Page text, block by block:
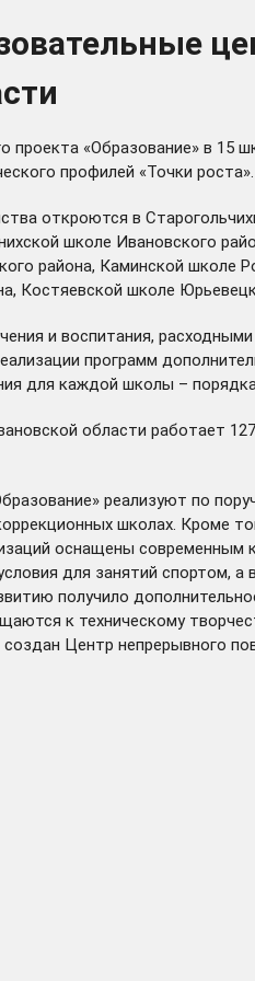
проекта «Образование» в
профилей «Точки роста».
откроются в
школе Ивановского
района, Каминской школе
Костяевской школе
и воспитания,
программ
для каждой школы –
области работает
реализуют по
школах. Кроме
оснащены
для занятий спортом, а
получило
к техническому
Центр непрерывного